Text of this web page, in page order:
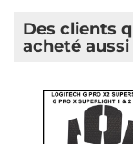
Des clients
acheté